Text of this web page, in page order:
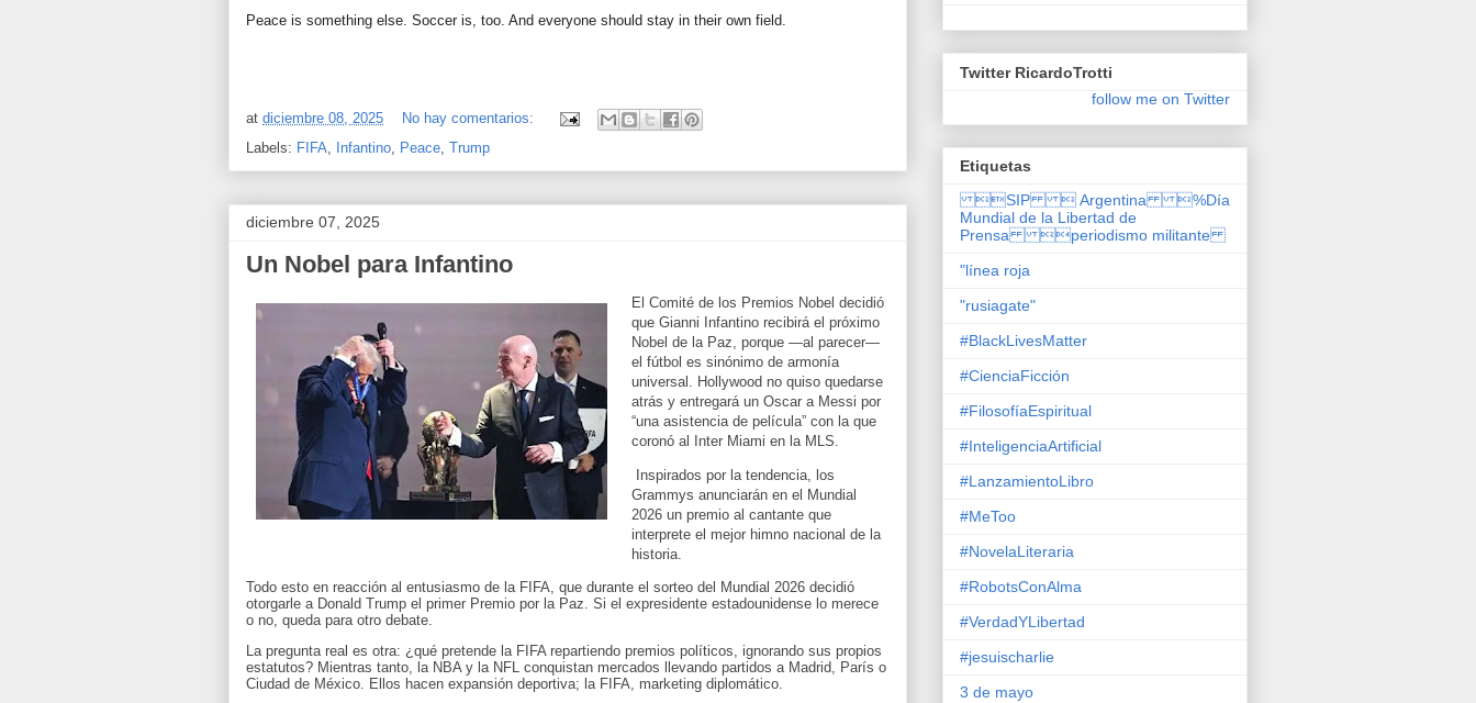
Peace is something else. Soccer is, too. And everyone should stay in their own field.
at diciembre 08, 2025
No hay comentarios:
Labels: FIFA, Infantino, Peace, Trump
diciembre 07, 2025
Un Nobel para Infantino
El Comité de los Premios Nobel decidió
que Gianni Infantino recibirá el próximo
Nobel de la Paz, porque —al parecer—
el fútbol es sinónimo de armonía
universal. Hollywood no quiso quedarse
atrás y entregará un Oscar a Messi por
“una asistencia de película” con la que
coronó al Inter Miami en la MLS.
Inspirados por la tendencia, los
Grammys anunciarán en el Mundial
2026 un premio al cantante que
interprete el mejor himno nacional de la
historia.
Todo esto en reacción al entusiasmo de la FIFA, que durante el sorteo del Mundial 2026 decidió
otorgarle a Donald Trump el primer Premio por la Paz. Si el expresidente estadounidense lo merece
o no, queda para otro debate.
La pregunta real es otra: ¿qué pretende la FIFA repartiendo premios políticos, ignorando sus propios
estatutos? Mientras tanto, la NBA y la NFL conquistan mercados llevando partidos a Madrid, París o
Ciudad de México. Ellos hacen expansión deportiva; la FIFA, marketing diplomático.
Twitter RicardoTrotti
follow me on Twitter
Etiquetas
SIP  Argentina %Día
Mundial de la Libertad de
Prensa periodismo militante
"línea roja
"rusiagate"
#BlackLivesMatter
#CienciaFicción
#FilosofíaEspiritual
#InteligenciaArtificial
#LanzamientoLibro
#MeToo
#NovelaLiteraria
#RobotsConAlma
#VerdadYLibertad
#jesuischarlie
3 de mayo